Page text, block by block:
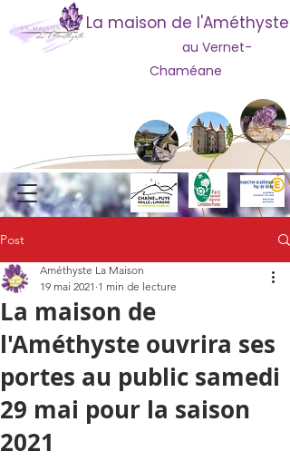
La maison de l'Améthyste
au Vernet-
Chaméane
Post
La maison de
l'Améthyste ouvrira ses
portes au public samedi
29 mai pour la saison
2021
Améthyste La Maison
19 mai 2021 1 min de lecture